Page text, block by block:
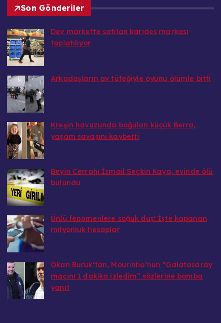
Son Gönderiler
Dev markette satılan karides markası
toplatılıyor
Arkadaşların av tüfeğiyle oyunu ölümle bitti
Kreşin havuzunda boğulan küçük Berra,
yaşam savaşını kaybetti
Beyin Cerrahı İsmail Seçkin Kaya, evinde ölü
bulundu
Ünlü fenomenlere soğuk duş! İşte kapanan
milyonluk hesaplar
Okan Buruk’tan, Mourinho’nun ”Galatasaray
maçını 1 dakika izledim” sözlerine bomba
yanıt